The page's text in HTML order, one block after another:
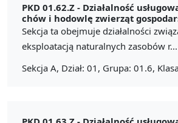
PKD 01.62.Z - Działalność
chów i hodowlę zwierząt
Sekcja ta obejmuje działalności
eksploatacją naturalnych zasobów r...
Sekcja A, Dział: 01, Grupa: 01.6,